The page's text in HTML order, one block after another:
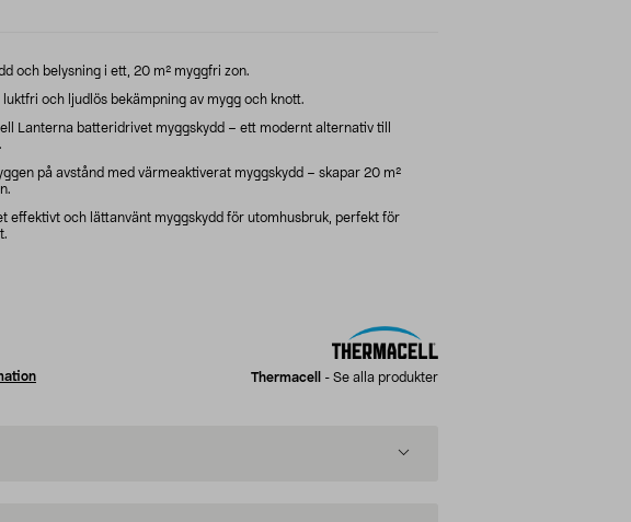
och belysning i ett, 20 m² myggfri zon.
luktfri och ljudlös bekämpning av mygg och knott.
Lanterna batteridrivet myggskydd – ett modernt alternativ till
på avstånd med värmeaktiverat myggskydd – skapar 20 m²
effektivt och lättanvänt myggskydd för utomhusbruk, perfekt för
Thermacell - Se alla produkter